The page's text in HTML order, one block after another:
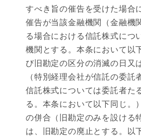
すべき旨の催告を受けた場合
催告が当該金融機関（金融機
る場合における信託株式につ
機関とする。本条において以
び旧勘定の区分の消滅の日又
（特別経理会社が信託の委託
信託株式については委託者た
る。本条において以下同じ。
の併合（旧勘定のみを設ける
は、旧勘定の廃止とする。以